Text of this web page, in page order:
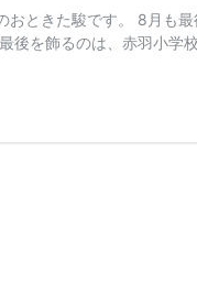
おときた駿です。 8月も
後を飾るのは、赤羽小